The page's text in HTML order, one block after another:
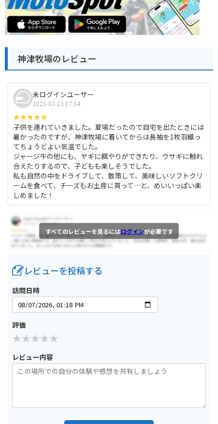
神津牧場のレビュー
未ログインユーザー
2025-02-13 17:54
子供を連れていきました。夏場だったので自宅を出たときには
暑かったのですが、神津牧場に着いてからは長袖を1枚羽織っ
てちょうどよい気温でした。
ジャージ牛の他にも、ヤギに餌やりができたり、ウサギに触れ
合えたりするので、子どもも楽しそうでした。
私も自然の中をドライブして、散策して、美味しいソフトクリ
ームを食べて、チーズもお土産に買って…と、めいいっぱい楽
しめました！
すべてのレビューを見るにはログインが必要です
レビューを投稿する
訪問日時
評価
レビュー内容